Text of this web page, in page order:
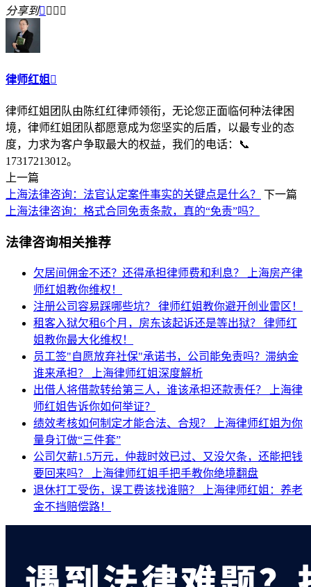
分享到   
律师红姐 
律师红姐团队由陈红红律师领衔，无论您正面临何种法律困
境，律师红姐团队都愿意成为您坚实的后盾，以最专业的态
度，力求为客户争取最大的权益，我们的电话：📞
17317213012。
上一篇
上海法律咨询：法官认定案件事实的关键点是什么？
下一篇
上海法律咨询：格式合同免责条款，真的“免责”吗？
法律咨询相关推荐
欠居间佣金不还？还得承担律师费和利息？
上海房产律
师红姐教你维权！
注册公司容易踩哪些坑？ 律师红姐教你避开创业雷区！
租客入狱欠租6个月，房东该起诉还是等出狱？ 律师红
姐教你最大化维权！
员工签"自愿放弃社保"承诺书，公司能免责吗？滞纳金
谁来承担？
上海律师红姐深度解析
出借人将借款转给第三人，谁该承担还款责任？
上海律
师红姐告诉你如何举证？
绩效考核如何制定才能合法、合规？
上海律师红姐为你
量身订做“三件套”
公司欠薪1.5万元，仲裁时效已过、又没欠条，还能把钱
要回来吗？
上海律师红姐手把手教你绝境翻盘
退休打工受伤，误工费该找谁赔？
上海律师红姐：养老
金不挡赔偿路！